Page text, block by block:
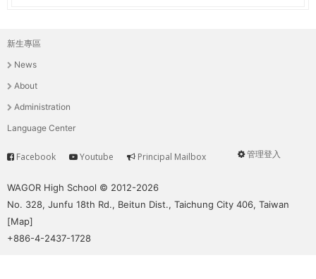
主
選
單
新生專區
News
About
Administration
Language Center
User
管理登入
Service
Facebook Youtube Principal Mailbox
WAGOR High School © 2012-2026
No. 328, Junfu 18th Rd., Beitun Dist., Taichung City 406, Taiwan
[Map]
+886-4-2437-1728